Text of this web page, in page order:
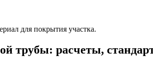
для покрытия участка.
трубы: расчеты,